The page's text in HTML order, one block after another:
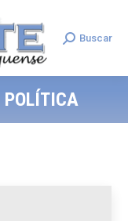
Search:
Buscar
POLÍTICA